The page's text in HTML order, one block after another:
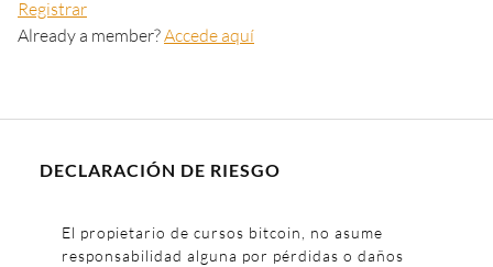
Registrar
Already a member?Accede aquí
DECLARACIÓN DE RIESGO
El propietario de cursos bitcoin, no asume
responsabilidad alguna por pérdidas o daños